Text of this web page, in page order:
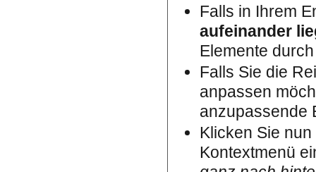
Falls in Ihrem
aufeinander
Elemente
Falls Sie die
anpassen
anzupassende
Klicken Sie
Kontextmenü